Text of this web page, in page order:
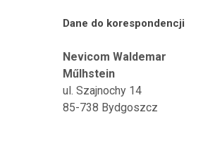
Dane do korespondencji
Nevicom Waldemar
Műlhstein
ul. Szajnochy 14
85-738 Bydgoszcz